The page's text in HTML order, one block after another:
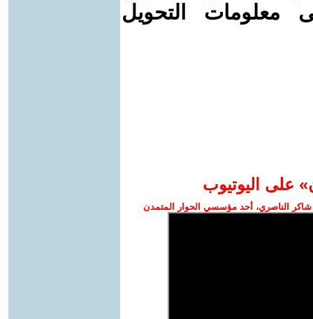
معلومات التحويل
على اليوتيوب
الناصري، أحد مؤسسي الحوار المتمدن